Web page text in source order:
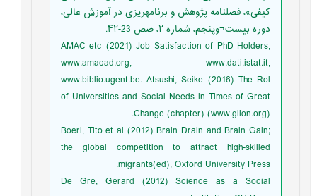
کیفی»، فصلنامه پژوهش و برنامه‏ریزی در آموزش عالی،
دوره بیست¬وپنجم، شماره ۲، صص 23-۴۲.
AMAC etc (2021) Job Satisfaction of PhD Holders,
www.amacad.org, www.dati.istat.it,
www.biblio.ugent.be. Atsushi, Seike (2016) The Rol
of Universities and Social Needs in Times of Great
Change (chapter) (www.glion.org).
Boeri, Tito et al (2012) Brain Drain and Brain Gain;
the global competition to attract high-skilled
migrants(ed), Oxford University Press.
De Gre, Gerard (2012) Science as a Social